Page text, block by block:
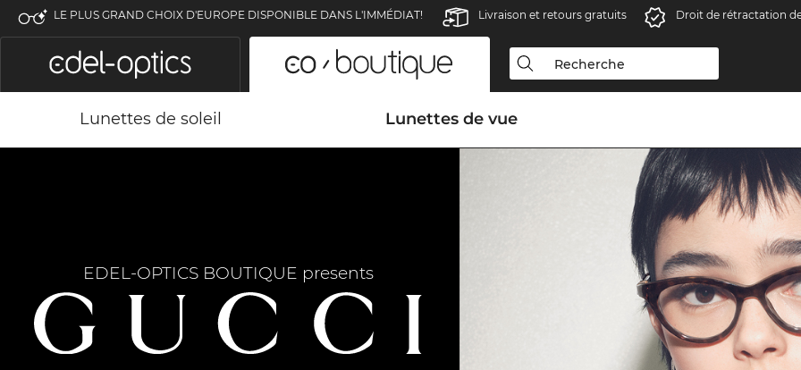
LE PLUS GRAND CHOIX D'EUROPE DISPONIBLE DANS L'IMMÉDIAT! Livraison et retours gratuits Droit de rétractation
Lunettes de soleil Lunettes de vue
EDEL-OPTICS BOUTIQUE presents